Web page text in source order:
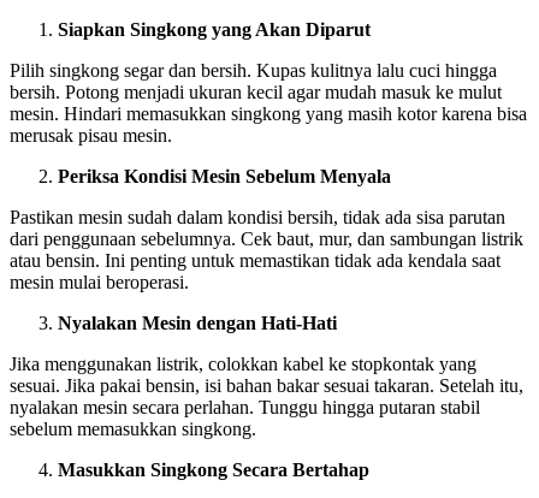
Siapkan Singkong yang Akan Diparut
Pilih singkong segar dan bersih. Kupas kulitnya lalu cuci hingga
bersih. Potong menjadi ukuran kecil agar mudah masuk ke mulut
mesin. Hindari memasukkan singkong yang masih kotor karena bisa
merusak pisau mesin.
Periksa Kondisi Mesin Sebelum Menyala
Pastikan mesin sudah dalam kondisi bersih, tidak ada sisa parutan
dari penggunaan sebelumnya. Cek baut, mur, dan sambungan listrik
atau bensin. Ini penting untuk memastikan tidak ada kendala saat
mesin mulai beroperasi.
Nyalakan Mesin dengan Hati-Hati
Jika menggunakan listrik, colokkan kabel ke stopkontak yang
sesuai. Jika pakai bensin, isi bahan bakar sesuai takaran. Setelah itu,
nyalakan mesin secara perlahan. Tunggu hingga putaran stabil
sebelum memasukkan singkong.
Masukkan Singkong Secara Bertahap